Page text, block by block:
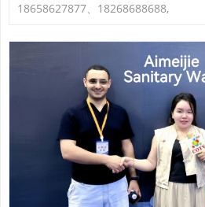
18658627877、18268688688,